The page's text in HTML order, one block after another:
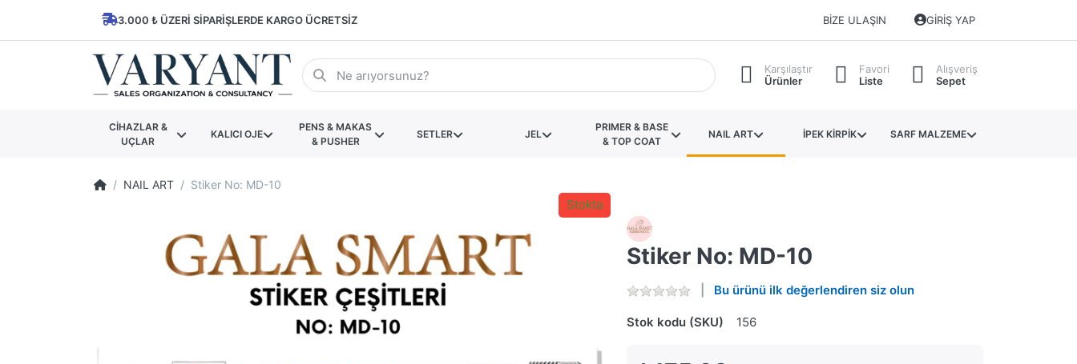
3.000 ₺ ÜZERI SIPARIŞLERDE KARGO ÜCRETSIZ BIZE ULAŞIN GIRIŞ YAP
Karşılaştır
Ürünler
Favori
Liste
Alışveriş
Sepet
CİHAZLAR &
UÇLAR
KALICI OJE
PENS & MAKAS
& PUSHER
SETLER JEL
PRIMER & BASE
& TOP COAT
NAIL ART İPEK KİRPİK SARF MALZEME
NAIL ART Stiker No: MD-10
Stiker No: MD-10
Bu ürünü ilk değerlendiren siz olun
Stok kodu (SKU) 156
Stokta